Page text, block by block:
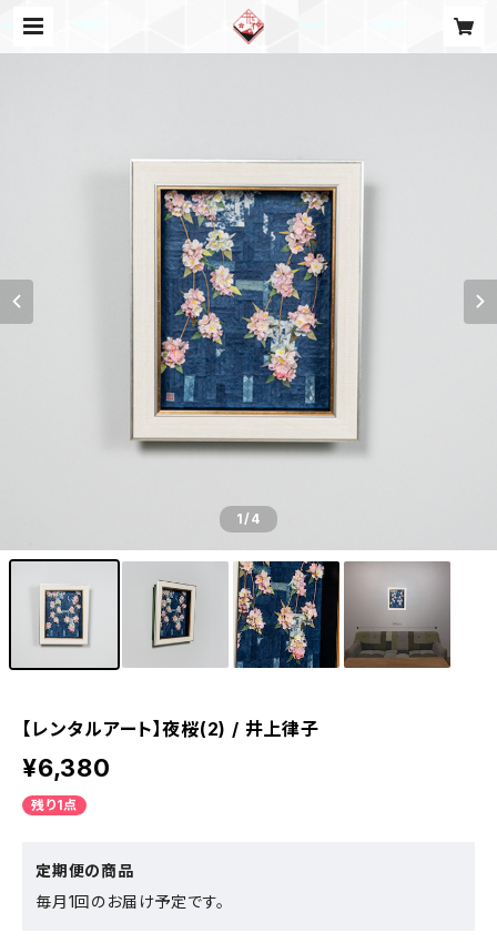
1/4
【レンタルアート】夜桜(2) / 井上律子
¥6,380
残り1点
定期便の商品
毎月1回のお届け予定です。